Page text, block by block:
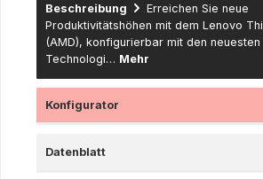
Beschreibung
Erreichen Sie neue
Produktivitätshöhen mit dem Lenovo
(AMD), konfigurierbar mit den neuesten
Technologi… Mehr
Konfigurator
Datenblatt